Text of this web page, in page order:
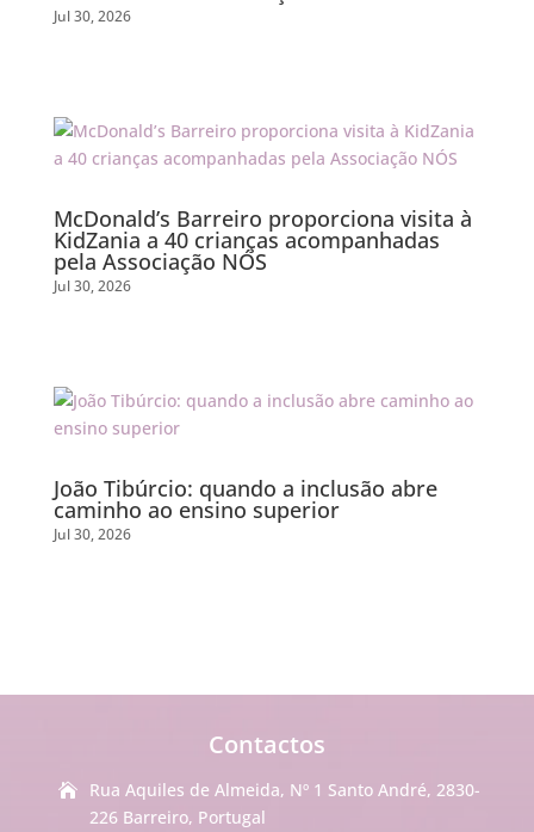
Jul 30, 2026
McDonald’s Barreiro proporciona visita à
KidZania a 40 crianças acompanhadas
pela Associação NÓS
Jul 30, 2026
João Tibúrcio: quando a inclusão abre
caminho ao ensino superior
Jul 30, 2026
Contactos

Rua Aquiles de Almeida, Nº 1 Santo André, 2830-
226 Barreiro, Portugal